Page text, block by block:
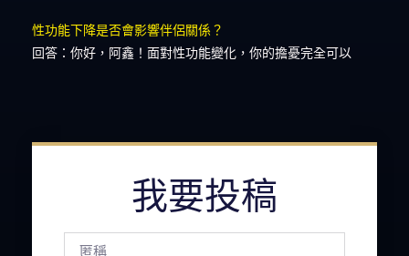
性功能下降是否會影響伴侶關係？
回答：你好，阿鑫！面對性功能變化，你的擔憂完全可以
我要投稿